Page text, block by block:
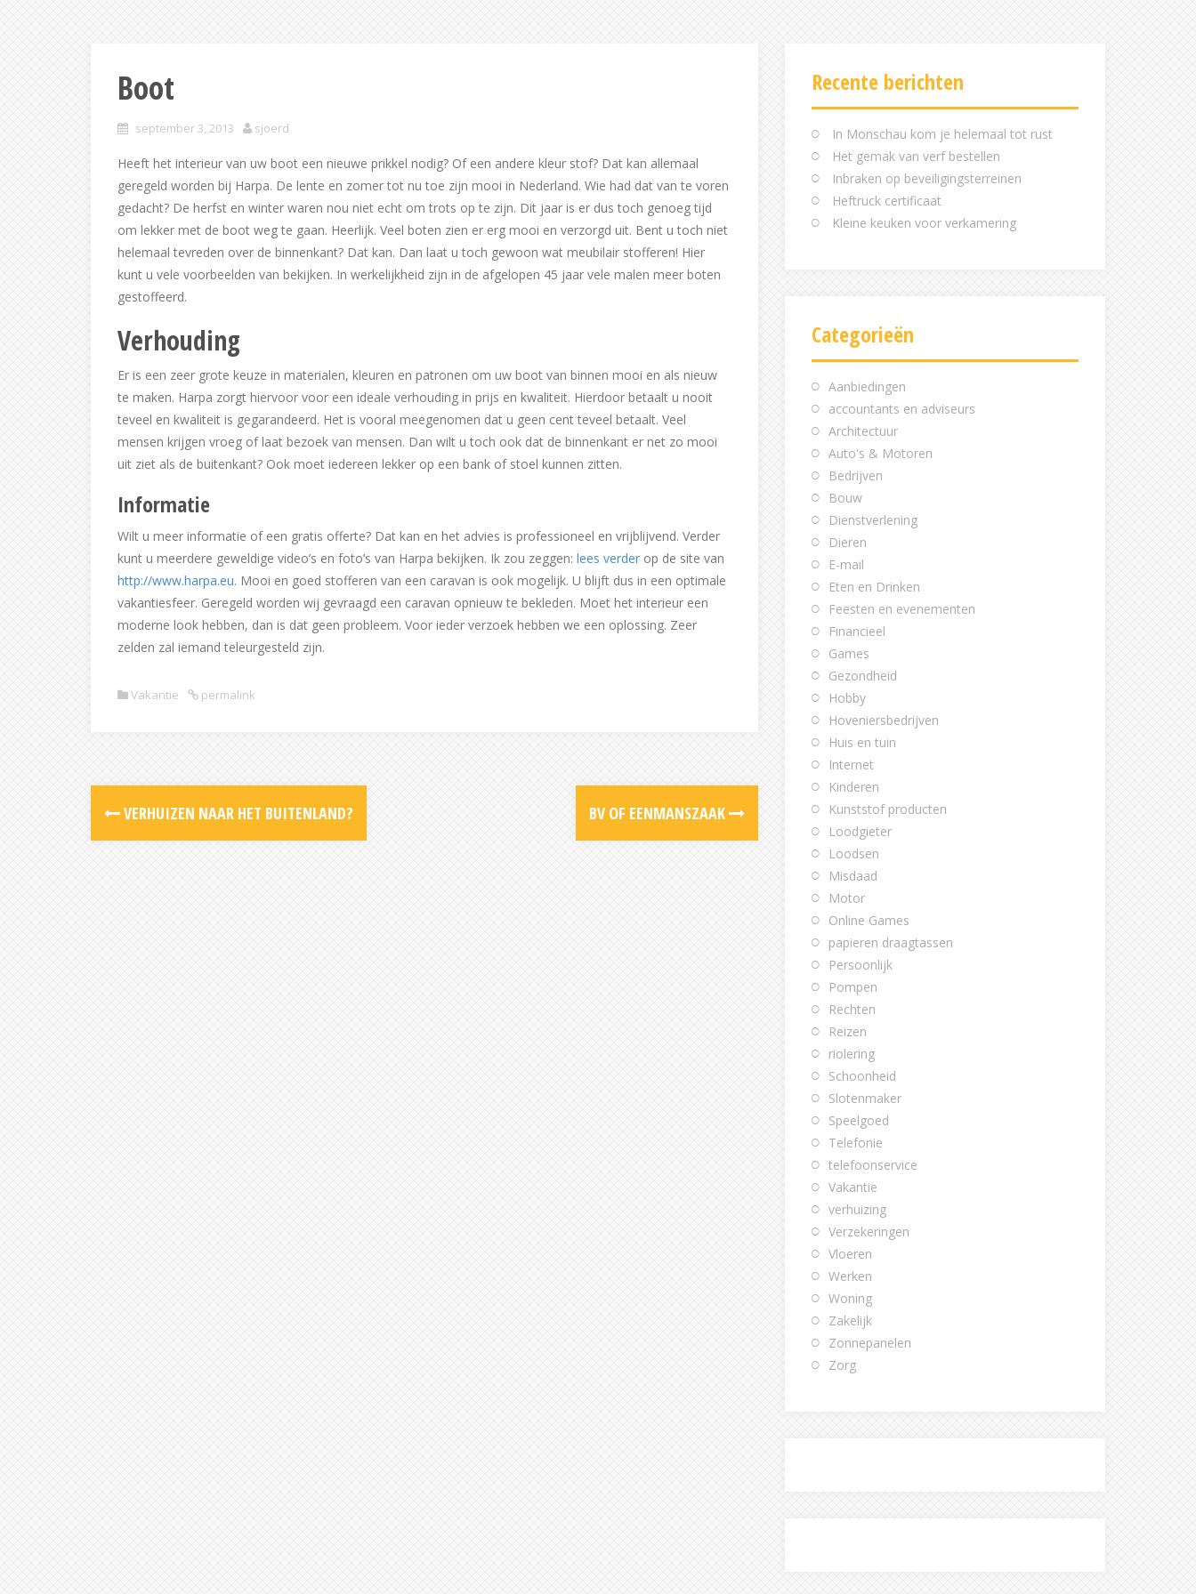
Boot
september 3, 2013 sjoerd
Heeft het interieur van uw boot een nieuwe prikkel nodig? Of een andere kleur stof? Dat kan allemaal
geregeld worden bij Harpa. De lente en zomer tot nu toe zijn mooi in Nederland. Wie had dat van te voren
gedacht? De herfst en winter waren nou niet echt om trots op te zijn. Dit jaar is er dus toch genoeg tijd
om lekker met de boot weg te gaan. Heerlijk. Veel boten zien er erg mooi en verzorgd uit. Bent u toch niet
helemaal tevreden over de binnenkant? Dat kan. Dan laat u toch gewoon wat meubilair stofferen! Hier
kunt u vele voorbeelden van bekijken. In werkelijkheid zijn in de afgelopen 45 jaar vele malen meer boten
gestoffeerd.
Verhouding
Er is een zeer grote keuze in materialen, kleuren en patronen om uw boot van binnen mooi en als nieuw
te maken. Harpa zorgt hiervoor voor een ideale verhouding in prijs en kwaliteit. Hierdoor betaalt u nooit
teveel en kwaliteit is gegarandeerd. Het is vooral meegenomen dat u geen cent teveel betaalt. Veel
mensen krijgen vroeg of laat bezoek van mensen. Dan wilt u toch ook dat de binnenkant er net zo mooi
uit ziet als de buitenkant? Ook moet iedereen lekker op een bank of stoel kunnen zitten.
Informatie
Wilt u meer informatie of een gratis offerte? Dat kan en het advies is professioneel en vrijblijvend. Verder
kunt u meerdere geweldige video’s en foto’s van Harpa bekijken. Ik zou zeggen: lees verder op de site van
http://www.harpa.eu. Mooi en goed stofferen van een caravan is ook mogelijk. U blijft dus in een optimale
vakantiesfeer. Geregeld worden wij gevraagd een caravan opnieuw te bekleden. Moet het interieur een
moderne look hebben, dan is dat geen probleem. Voor ieder verzoek hebben we een oplossing. Zeer
zelden zal iemand teleurgesteld zijn.
Vakantie permalink
Post
navigation
VERHUIZEN NAAR HET BUITENLAND? BV OF EENMANSZAAK
Recente berichten
In Monschau kom je helemaal tot rust
Het gemak van verf bestellen
Inbraken op beveiligingsterreinen
Heftruck certificaat
Kleine keuken voor verkamering
Categorieën
Aanbiedingen
accountants en adviseurs
Architectuur
Auto's & Motoren
Bedrijven
Bouw
Dienstverlening
Dieren
E-mail
Eten en Drinken
Feesten en evenementen
Financieel
Games
Gezondheid
Hobby
Hoveniersbedrijven
Huis en tuin
Internet
Kinderen
Kunststof producten
Loodgieter
Loodsen
Misdaad
Motor
Online Games
papieren draagtassen
Persoonlijk
Pompen
Rechten
Reizen
riolering
Schoonheid
Slotenmaker
Speelgoed
Telefonie
telefoonservice
Vakantie
verhuizing
Verzekeringen
Vloeren
Werken
Woning
Zakelijk
Zonnepanelen
Zorg